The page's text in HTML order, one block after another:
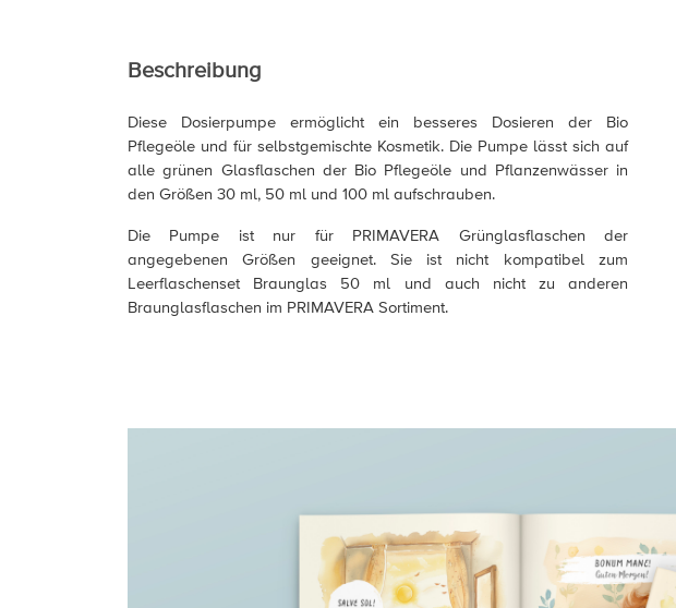
Beschreibung
Diese Dosierpumpe ermöglicht ein besseres Dosieren der Bio
Pflegeöle und für selbstgemischte Kosmetik. Die Pumpe lässt sich auf
alle grünen Glasflaschen der Bio Pflegeöle und Pflanzenwässer in
den Größen 30 ml, 50 ml und 100 ml aufschrauben.
Die Pumpe ist nur für PRIMAVERA Grünglasflaschen der
angegebenen Größen geeignet. Sie ist nicht kompatibel zum
Leerflaschenset Braunglas 50 ml und auch nicht zu anderen
Braunglasflaschen im PRIMAVERA Sortiment.